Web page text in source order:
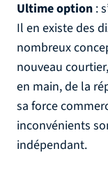
Ultime option :
Il en existe des
nombreux
nouveau
en main, de la
sa force
inconvénients
indépendant.